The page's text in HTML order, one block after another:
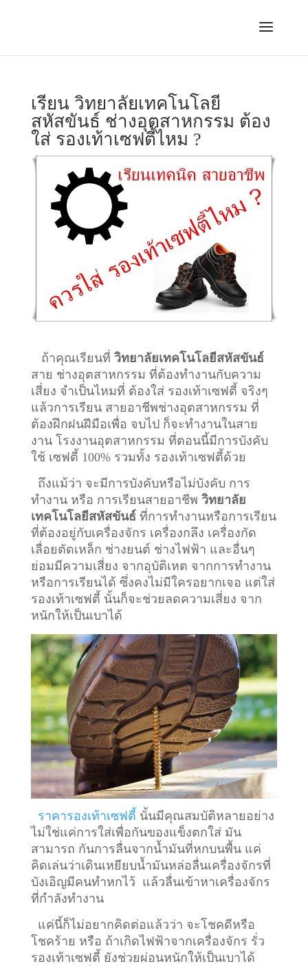
เรียน วิทยาลัยเทคโนโลยี
สหัสขันธ์ ช่างอุตสาหกรรม ต้อง
ใส่ รองเท้าเซฟตี้ไหม ?
ถ้าคุณเรียนที่ วิทยาลัยเทคโนโลยีสหัสขันธ์
สาย ช่างอุตสาหกรรม ที่ต้องทำงานกับความ
เสี่ยง จำเป็นไหมที่ ต้องใส่ รองเท้าเซฟตี้ จริงๆ
แล้วการเรียน สายอาชีพช่างอุตสาหกรรม ที่
ต้องฝึกฝนฝีมือเพื่อ จบไป ก็จะทำงานในสาย
งาน โรงงานอุตสาหกรรม ที่ตอนนี้มีการบังคับ
ใช้ เซฟตี้ 100% รวมทั้ง รองเท้าเซฟตี้ด้วย
ถึงแม้ว่า จะมีการบังคับหรือไม่บังคับ การ
ทำงาน หรือ การเรียนสายอาชีพ วิทยาลัย
เทคโนโลยีสหัสขันธ์ที่การทำงานหรือการเรียน
ที่ต้องอยู่กับเครื่องจักร เครื่องกลึง เครื่องกัด
เลื่อยตัดเหล็ก ช่างยนต์ ช่างไฟฟ้า และอื่นๆ
ย่อมมีความเสี่ยง จากอุบัติเหต จากการทำงาน
หรือการเรียนได้ ซึ่งคงไม่มีใครอยากเจอ แต่ใส่
รองเท้าเซฟตี้ นั้นก็จะช่วยลดความเสี่ยง จาก
หนักให้เป็นเบาได้
ราคารองเท้าเซฟตี้ นั้นมีคุณสมบัติหลายอย่าง
ไม่ใช่แค่การใส่เพื่อกันของแข็งตกใส่ มัน
สามารถ กันการลื่นจากน้ำมันที่หกบนพื้น แค่
คิดเล่นว่าเดินเหยียบน้ำมันหล่อลื่นเครื่องจักรที่
บังเอิญมีคนทำหกไว้ แล้วลื่นเข้าหาเครื่องจักร
ที่กำลังทำงาน
แค่นี้ก็ไม่อยากคิดต่อแล้วว่า จะโชคดีหรือ
โชคร้าย หรือ ถ้าเกิดไฟฟ้าจากเครื่องจักร รั่ว
รองเท้าเซฟตี้ ยังช่วยผ่อนหนักให้เป็นเบาได้